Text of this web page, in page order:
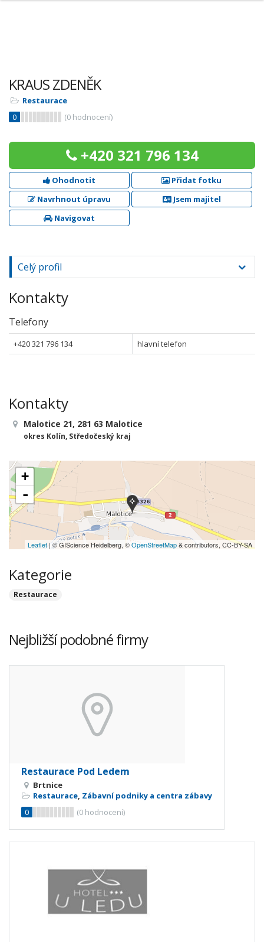
KRAUS ZDENĚK
Restaurace
0
(0 hodnocení)
+420 321 796 134
Ohodnotit
Přidat fotku
Navrhnout úpravu
Jsem majitel
Navigovat
Celý profil
Kontakty
Telefony
+420 321 796 134 hlavní telefon
Kontakty
Malotice 21, 281 63 Malotice
okres Kolín, Středočeský kraj
+
-
Leaflet | © GIScience Heidelberg, ©OpenStreetMap& contributors, CC-BY-SA
Kategorie
Restaurace
Nejbližší podobné firmy
Restaurace Pod Ledem
Brtnice
Restaurace, Zábavní podniky a centra zábavy
0
(0 hodnocení)